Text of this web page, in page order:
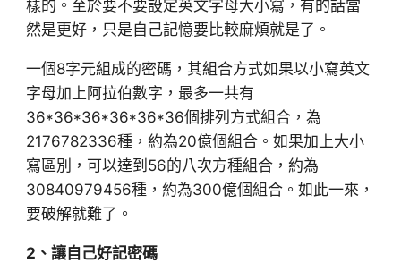
樣的。至於要不要設定英文字母大小寫，有的話當
然是更好，只是自己記憶要比較麻煩就是了。
一個8字元組成的密碼，其組合方式如果以小寫英文
字母加上阿拉伯數字，最多一共有
36*36*36*36*36*36個排列方式組合，為
2176782336種，約為20億個組合。如果加上大小
寫區別，可以達到56的八次方種組合，約為
30840979456種，約為300億個組合。如此一來，
要破解就難了。
2、讓自己好記密碼